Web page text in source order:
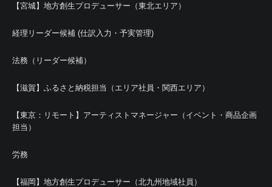
【宮城】地方創生プロデューサー（東北エリア）
経理リーダー候補 (仕訳入力・予実管理)
法務（リーダー候補）
【滋賀】ふるさと納税担当（エリア社員・関西エリア）
【東京：リモート】アーティストマネージャー（イベント・商品企画
担当）
労務
【福岡】地方創生プロデューサー（北九州地域社員）